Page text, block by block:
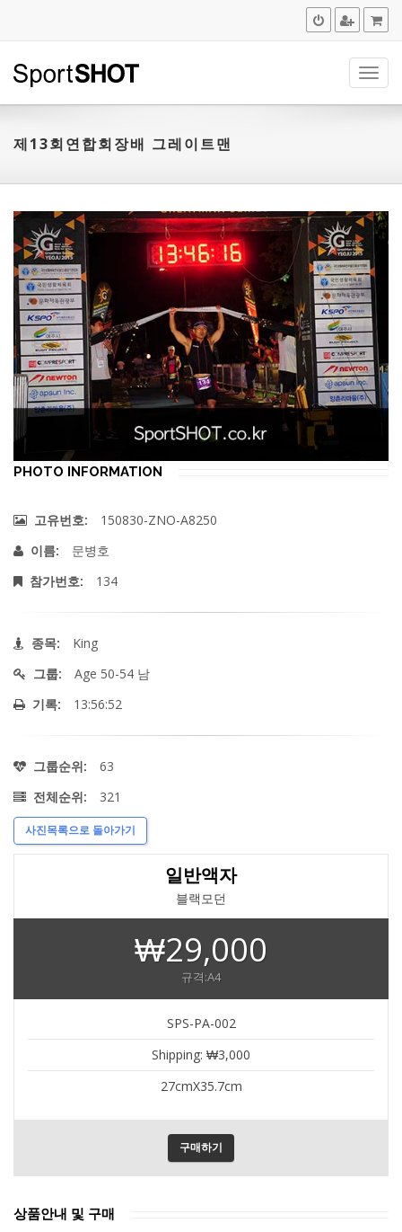
제13회연합회장배 그레이트맨
PHOTO INFORMATION
고유번호: 150830-ZNO-A8250
이름: 문병호
참가번호: 134
종목: King
그룹: Age 50-54 남
기록: 13:56:52
그룹순위: 63
전체순위: 321
사진목록으로 돌아가기
일반액자
블랙모던
₩29,000
규격:A4
SPS-PA-002
Shipping: ₩3,000
27cmX35.7cm
구매하기
상품안내 및 구매